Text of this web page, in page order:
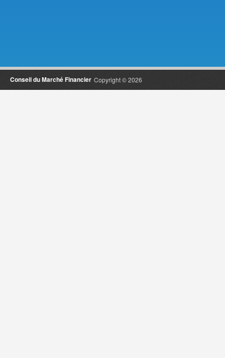
Copyright © 2026
Conseil du Marché Financier